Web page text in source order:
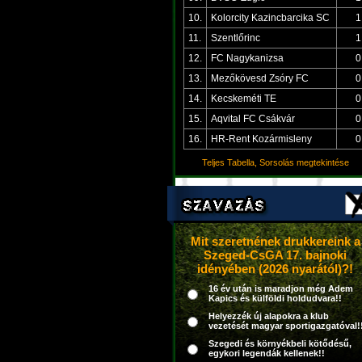
10.
Kolorcity Kazincbarcika SC
1
11.
Szentlőrinc
1
12.
FC Nagykanizsa
0
13.
Mezőkövesd Zsóry FC
0
14.
Kecskeméti TE
0
15.
Aqvital FC Csákvár
0
16.
HR-Rent Kozármisleny 0
Teljes Tabella, Sorsolás megtekintése
Mit szeretnének drukkereink a
Szeged-CsGA 17. bajnoki
idényében (2026 nyarától)?!
16 év után is maradjon még Adem
Kapics és külföldi holdudvara!!
Helyezzék új alapokra a klub
vezetését magyar
Szegedi és környékbeli kötődésű,
egykori legendák kellenek!!